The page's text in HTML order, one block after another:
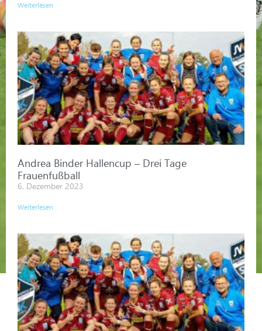
Weiterlesen
Andrea Binder Hallencup – Drei Tage
Frauenfußball
6. Dezember 2023
Weiterlesen